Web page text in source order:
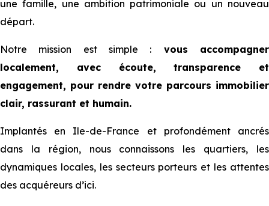
une famille, une ambition patrimoniale ou un nouveau
départ.
Notre mission est simple : vous accompagner
localement, avec écoute, transparence et
engagement, pour rendre votre parcours immobilier
clair, rassurant et humain.
Implantés en Ile-de-France et profondément ancrés
dans la région, nous connaissons les quartiers, les
dynamiques locales, les secteurs porteurs et les attentes
des acquéreurs d’ici.